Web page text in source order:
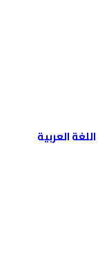
العربية